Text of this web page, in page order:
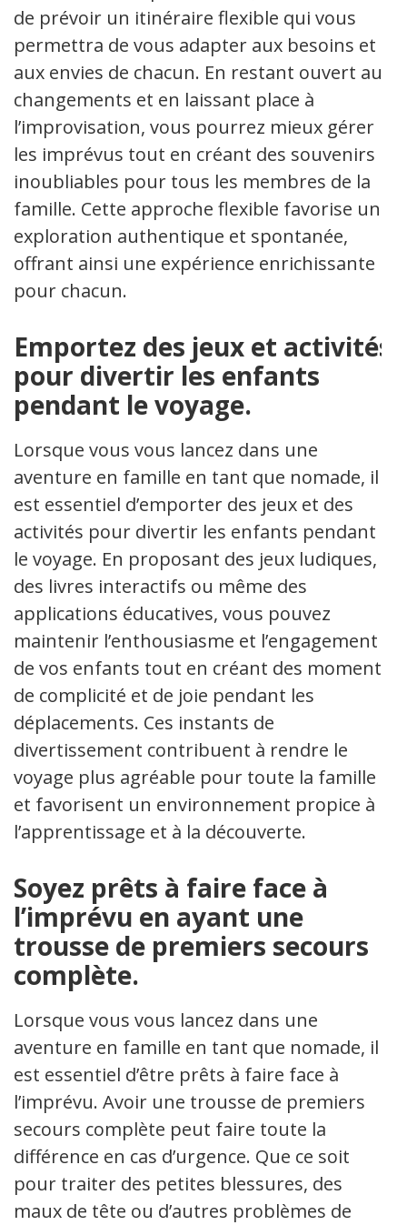
de prévoir un itinéraire flexible qui vous
permettra de vous adapter aux besoins et
aux envies de chacun. En restant ouvert aux
changements et en laissant place à
l’improvisation, vous pourrez mieux gérer
les imprévus tout en créant des souvenirs
inoubliables pour tous les membres de la
famille. Cette approche flexible favorise une
exploration authentique et spontanée,
offrant ainsi une expérience enrichissante
pour chacun.
Emportez des jeux et activités
pour divertir les enfants
pendant le voyage.
Lorsque vous vous lancez dans une
aventure en famille en tant que nomade, il
est essentiel d’emporter des jeux et des
activités pour divertir les enfants pendant
le voyage. En proposant des jeux ludiques,
des livres interactifs ou même des
applications éducatives, vous pouvez
maintenir l’enthousiasme et l’engagement
de vos enfants tout en créant des moments
de complicité et de joie pendant les
déplacements. Ces instants de
divertissement contribuent à rendre le
voyage plus agréable pour toute la famille
et favorisent un environnement propice à
l’apprentissage et à la découverte.
Soyez prêts à faire face à
l’imprévu en ayant une
trousse de premiers secours
complète.
Lorsque vous vous lancez dans une
aventure en famille en tant que nomade, il
est essentiel d’être prêts à faire face à
l’imprévu. Avoir une trousse de premiers
secours complète peut faire toute la
différence en cas d’urgence. Que ce soit
pour traiter des petites blessures, des
maux de tête ou d’autres problèmes de